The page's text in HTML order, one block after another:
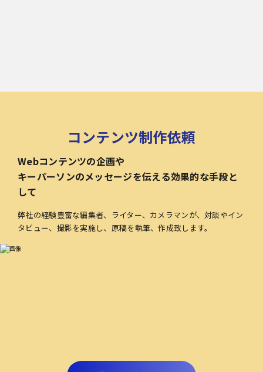
コンテンツ制作依頼
Webコンテンツの企画や
キーパーソンのメッセージを伝える効果的な手段と
して
弊社の経験豊富な編集者、ライター、カメラマンが、対談やイン
タビュー、撮影を実施し、原稿を執筆、作成致します。